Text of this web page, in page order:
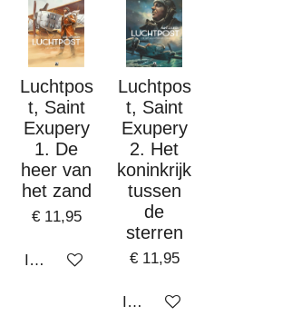
Luchtpos
t, Saint
Exupery
1. De
heer van
het zand
€ 11,95
In winkelwagen
Luchtpos
t, Saint
Exupery
2. Het
koninkrijk
tussen
de
sterren
€ 11,95
In winkelwagen